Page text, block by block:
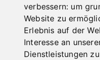
verbessern: um
Website zu
Erlebnis auf der
Interesse an
Dienstleistungen
EN / DA / FI / FR /